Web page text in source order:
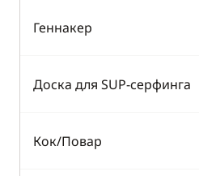
Геннакер
Доска для SUP-серфинга
Кок/Повар